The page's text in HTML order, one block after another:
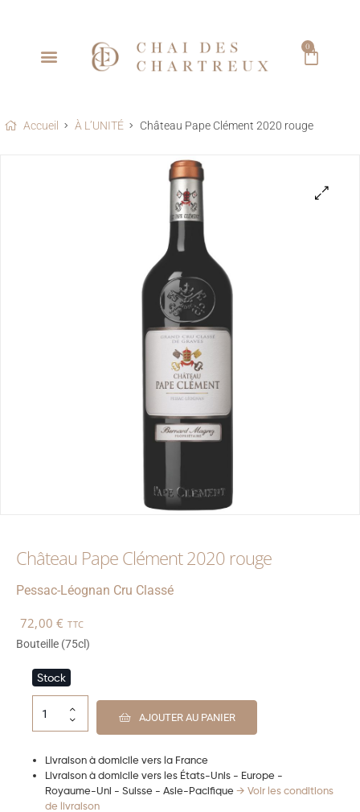
0
Accueil À L’UNITÉ Château Pape Clément 2020 rouge
Château Pape Clément 2020 rouge
Pessac-Léognan Cru Classé
72,00€ TTC
Bouteille (75cl)
Stock
AJOUTER AU PANIER
Livraison à domicile vers la France
Livraison à domicile vers les États-Unis - Europe -
Royaume-Uni - Suisse - Asie-Pacifique → Voir les conditions
de livraison